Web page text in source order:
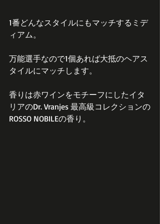
1番どんなスタイルにもマッチするミデ
ィアム。
万能選手なので1個あれば大抵のヘアス
タイルにマッチします。
香りは赤ワインをモチーフにしたイタ
リアのDr. Vranjes 最高級コレクションの
ROSSO NOBILEの香り。